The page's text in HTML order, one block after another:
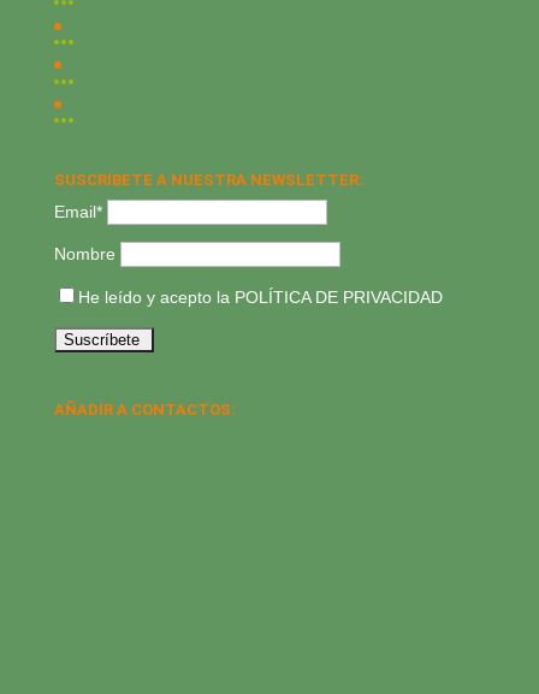
SUSCRÍBETE A NUESTRA NEWSLETTER:
Email*
Nombre
He leído y acepto la POLÍTICA DE PRIVACIDAD
AÑADIR A CONTACTOS: